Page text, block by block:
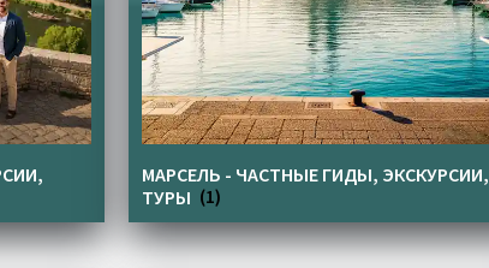
МАРСЕЛЬ - ЧАСТНЫЕ ГИДЫ, ЭКСКУРСИИ,
ТУРЫ (1)